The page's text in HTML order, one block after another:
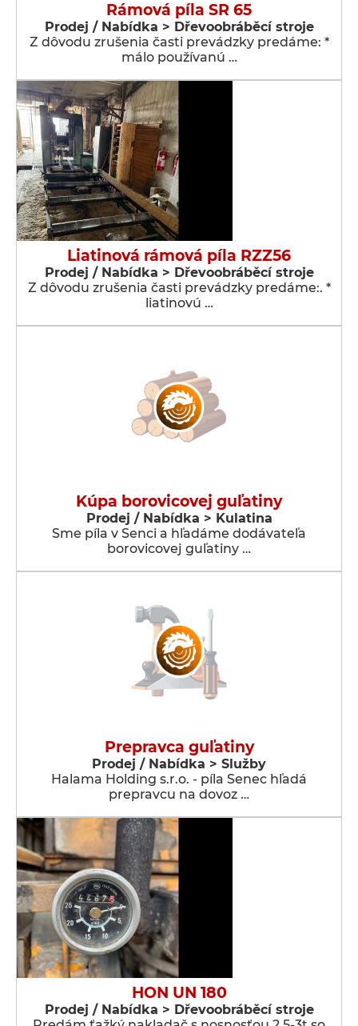
Rámová píla SR 65
Prodej / Nabídka > Dřevoobráběcí stroje
Z dôvodu zrušenia časti prevádzky predáme: *
málo používanú …
Liatinová rámová píla RZZ56
Prodej / Nabídka > Dřevoobráběcí stroje
Z dôvodu zrušenia časti prevádzky predáme:. *
liatinovú …
Kúpa borovicovej guľatiny
Prodej / Nabídka > Kulatina
Sme píla v Senci a hľadáme dodávateľa
borovicovej guľatiny …
Prepravca guľatiny
Prodej / Nabídka > Služby
Halama Holding s.r.o. - píla Senec hľadá
prepravcu na dovoz …
HON UN 180
Prodej / Nabídka > Dřevoobráběcí stroje